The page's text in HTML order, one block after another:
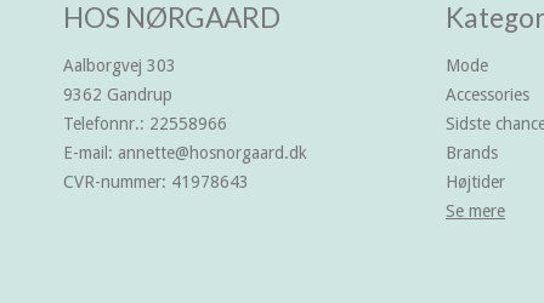
HOS NØRGAARD
Aalborgvej 303
9362 Gandrup
Telefonnr.: 22558966
E-mail : annette@hosnorgaard.dk
CVR-nummer: 41978643
Mode
Accessories
Sidste
Brands
Højtider
Se mere